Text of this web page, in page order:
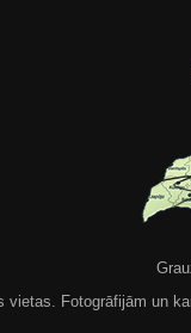
vietas. Fotogrāfijām un